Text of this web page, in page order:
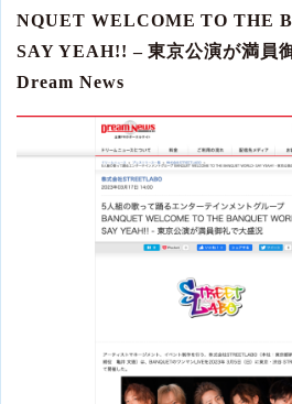
NQUET WELCOME TO THE
SAY YEAH!! – 東京公演が満員
Dream News